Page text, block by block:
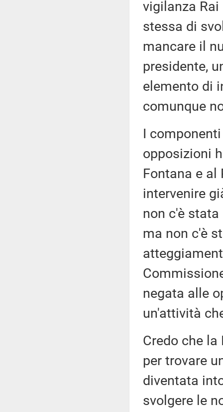
vigilanza
stessa di
mancare il
presidente,
elemento di
comunque
I
opposizioni
Fontana e al
intervenire
non c'è
ma non c'è
negata alle
un'attività
Credo che
per trovare
diventata
svolgere le